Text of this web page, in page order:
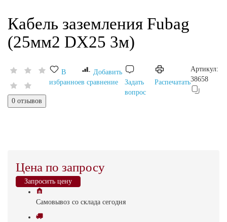
Кабель заземления Fubag
(25мм2 DX25 3м)
0 отзывов
В
избранное
Добавить
в сравнение
Задать
вопрос
Распечатать
Артикул:
38658
Цена по запросу
Запросить цену
Самовывоз со склада cегодня